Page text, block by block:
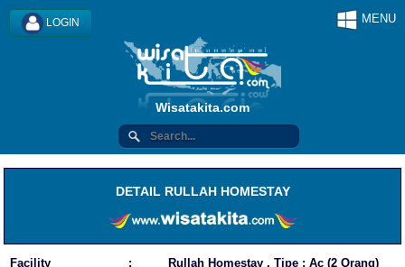
MENU
LOGIN
Wisatakita.com
DETAIL RULLAH HOMESTAY
Facility : Rullah Homestay . Tipe : Ac (2 Orang)